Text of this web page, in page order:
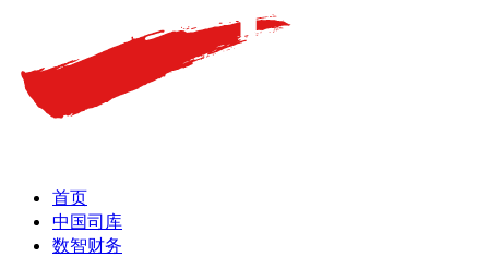
首页
中国司库
数智财务